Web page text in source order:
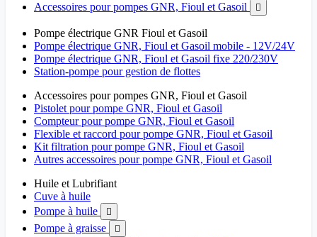
Accessoires pour pompes GNR, Fioul et Gasoil 
Pompe électrique GNR Fioul et Gasoil
Pompe électrique GNR, Fioul et Gasoil mobile - 12V/24V
Pompe électrique GNR, Fioul et Gasoil fixe 220/230V
Station-pompe pour gestion de flottes
Accessoires pour pompes GNR, Fioul et Gasoil
Pistolet pour pompe GNR, Fioul et Gasoil
Compteur pour pompe GNR, Fioul et Gasoil
Flexible et raccord pour pompe GNR, Fioul et Gasoil
Kit filtration pour pompe GNR, Fioul et Gasoil
Autres accessoires pour pompe GNR, Fioul et Gasoil
Huile et Lubrifiant
Cuve à huile
Pompe à huile

Pompe à graisse 